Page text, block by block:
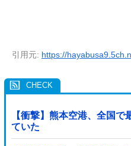
引用元: https://
【衝撃】熊本空港、全国
ていた